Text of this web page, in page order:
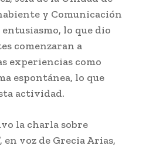
y Comunicación
lo que dio
comenzaran a
experiencias como
espontánea, lo que
actividad.
la charla sobre
voz de Grecia Arias,